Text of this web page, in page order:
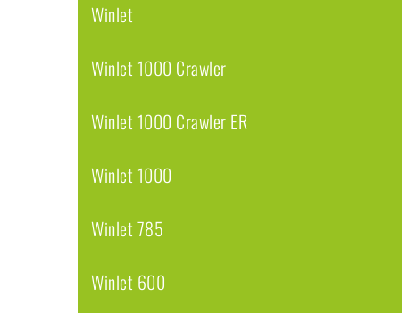
Winlet
Winlet 1000 Crawler
Winlet 1000 Crawler ER
Winlet 1000
Winlet 785
Winlet 600